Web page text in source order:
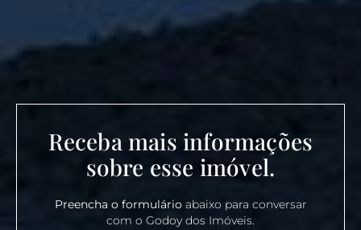
Receba mais informações
sobre esse imóvel.
Preencha o formulárioabaixo para conversar
com o Godoy dos Imóveis.